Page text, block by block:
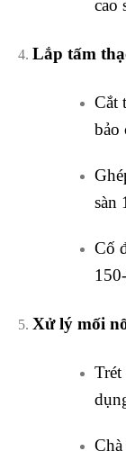
cao
Lắp tấm
Cắt
bảo
sàn
Cố
Xử lý mối